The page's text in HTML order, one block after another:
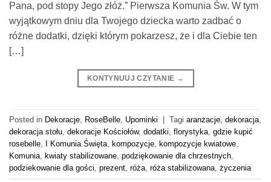
Pana, pod stopy Jego złóż.” Pierwsza Komunia Św. W tym
wyjątkowym dniu dla Twojego dziecka warto zadbać o
różne dodatki, dzięki którym pokarzesz, że i dla Ciebie ten
[…]
KONTYNUUJ CZYTANIE →
Posted in Dekoracje RoseBelle Upominki | Tagi aranżacje dekoracja
dekoracja stołu dekoracje Kościołów, dodatki florystyka gdzie kupić
rosebelle I Komunia Święta kompozycje kompozycje kwiatowe
Komunia kwiaty stabilizowane podziękowanie dla chrzestnych
podziekowanie dla gości prezent róża róża stabilizowana życzenia